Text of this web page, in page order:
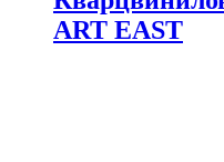
ART EAST